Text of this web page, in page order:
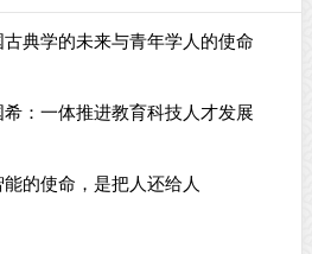
典学的未来与青年学人的使命
：一体推进教育科技人才发展
的使命，是把人还给人